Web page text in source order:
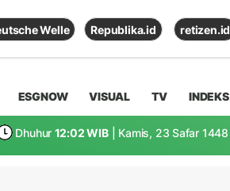
Welle Republika.id retizen.id
ESGNOW VISUAL TV INDEKS
Dhuhur 12:02 WIB | Kamis, 23 Safar 1448